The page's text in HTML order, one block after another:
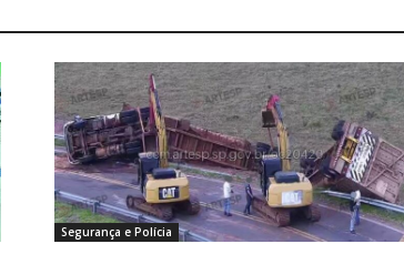
Segurança e Polícia